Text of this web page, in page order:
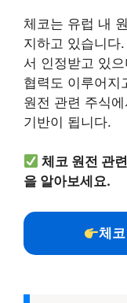
체코는 유럽 내
지하고 있습니다
서 인정받고 있
협력도 이루어지
원전 관련 주식
기반이 됩니다.
체코 원전 관
을 알아보세요.
체